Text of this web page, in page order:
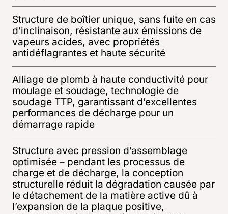
Structure de boîtier unique, sans fuite en cas
d’inclinaison, résistante aux émissions de
vapeurs acides, avec propriétés
antidéflagrantes et haute sécurité
Alliage de plomb à haute conductivité pour
moulage et soudage, technologie de
soudage TTP, garantissant d’excellentes
performances de décharge pour un
démarrage rapide
Structure avec pression d’assemblage
optimisée – pendant les processus de
charge et de décharge, la conception
structurelle réduit la dégradation causée par
le détachement de la matière active dû à
l’expansion de la plaque positive,